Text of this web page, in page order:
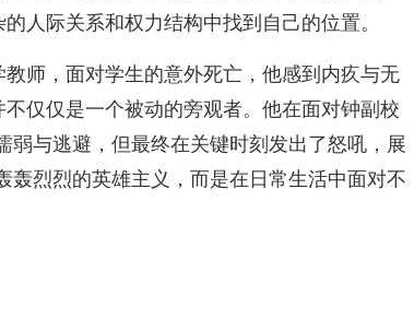
人际关系和权力结构中找到自己的位置。
教师，面对学生的意外死亡，他感到内疚与无
不仅仅是一个被动的旁观者。他在面对钟副校
弱与逃避，但最终在关键时刻发出了怒吼，展
轰烈烈的英雄主义，而是在日常生活中面对不